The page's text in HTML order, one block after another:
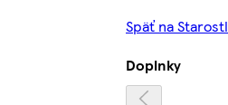
Späť na
Doplnky